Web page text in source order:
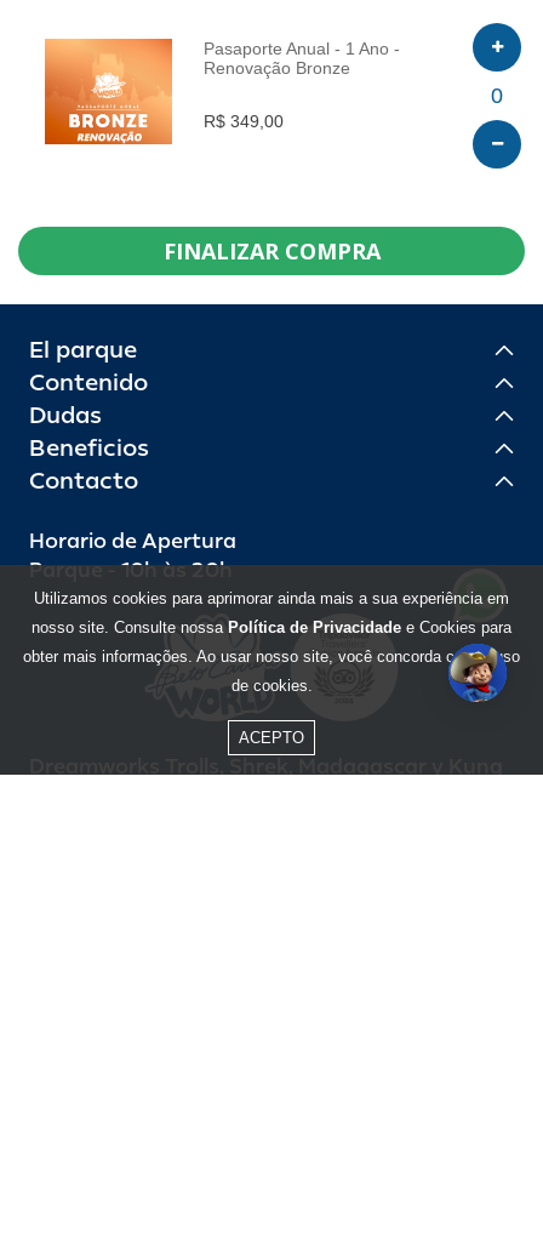
INFO
Pasaporte Anual - 1 Ano -
Renovação Bronze
R$ 349,00
0
FINALIZAR COMPRA
El parque
Contenido
Dudas
Beneficios
Contacto
Horario de Apertura
Parque - 10h às 20h
Utilizamos cookies para aprimorar ainda mais a sua experiência em
nosso site. Consulte nossa Política de Privacidade e Cookies para
obter mais informações. Ao usar nosso site, você concorda com o uso
de cookies.
ACEPTO